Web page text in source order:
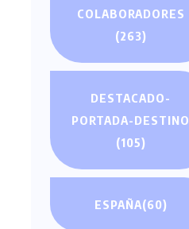
COLABORADORES
(263)
DESTACADO-
PORTADA-DESTINO
(105)
ESPAÑA(60)